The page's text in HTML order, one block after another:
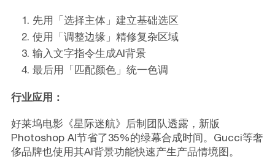
先用「选择主体」建立基础选区
使用「调整边缘」精修复杂区域
输入文字指令生成AI背景
最后用「匹配颜色」统一色调
行业应用：
好莱坞电影《星际迷航》后制团队透露，新版
Photoshop AI节省了35%的绿幕合成时间。Gucci等奢
侈品牌也使用其AI背景功能快速产生产品情境图。